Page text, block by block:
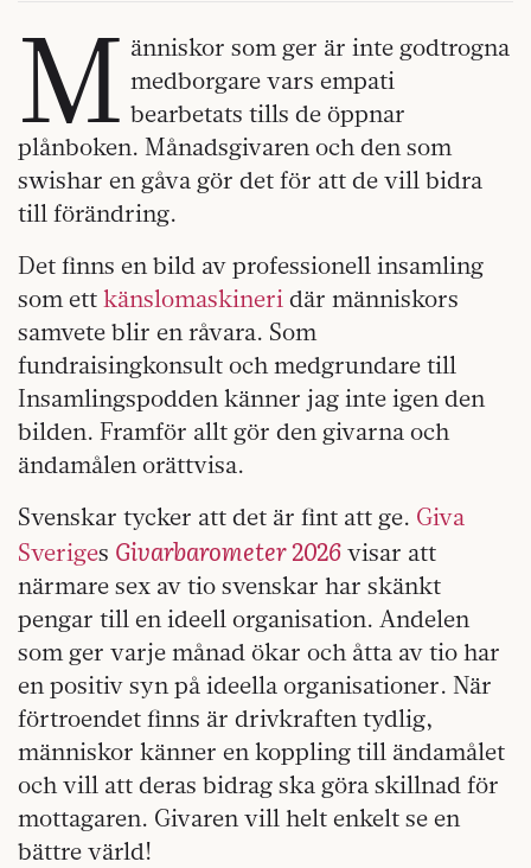
M änniskor som ger är inte godtrogna
medborgare vars empati
bearbetats tills de öppnar
plånboken. Månadsgivaren och den som
swishar en gåva gör det för att de vill bidra
till förändring.
Det finns en bild av professionell insamling
som ett känslomaskineri där människors
samvete blir en råvara. Som
fundraisingkonsult och medgrundare till
Insamlingspodden känner jag inte igen den
bilden. Framför allt gör den givarna och
ändamålen orättvisa.
Svenskar tycker att det är fint att ge. Giva
Sveriges Givarbarometer 2026 visar att
närmare sex av tio svenskar har skänkt
pengar till en ideell organisation. Andelen
som ger varje månad ökar och åtta av tio har
en positiv syn på ideella organisationer. När
förtroendet finns är drivkraften tydlig,
människor känner en koppling till ändamålet
och vill att deras bidrag ska göra skillnad för
mottagaren. Givaren vill helt enkelt se en
bättre värld!